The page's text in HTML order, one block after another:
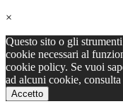
×
Questo sito o gli
cookie necessari al
cookie policy. Se vuoi
ad alcuni cookie,
Accetto